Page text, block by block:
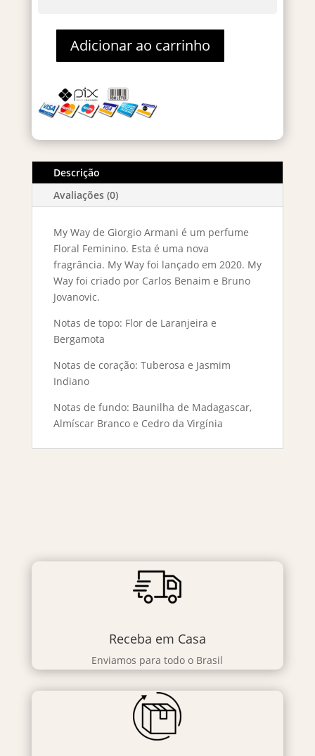
De
Parfum
Adicionar ao carrinho
Descrição
Avaliações (0)
My Way de Giorgio Armani é um perfume
Floral Feminino. Esta é uma nova
fragrância. My Way foi lançado em 2020. My
Way foi criado por Carlos Benaim e Bruno
Jovanovic.
Notas de topo: Flor de Laranjeira e
Bergamota
Notas de coração: Tuberosa e Jasmim
Indiano
Notas de fundo: Baunilha de Madagascar,
Almíscar Branco e Cedro da Virgínia
Receba em Casa
Enviamos para todo o Brasil